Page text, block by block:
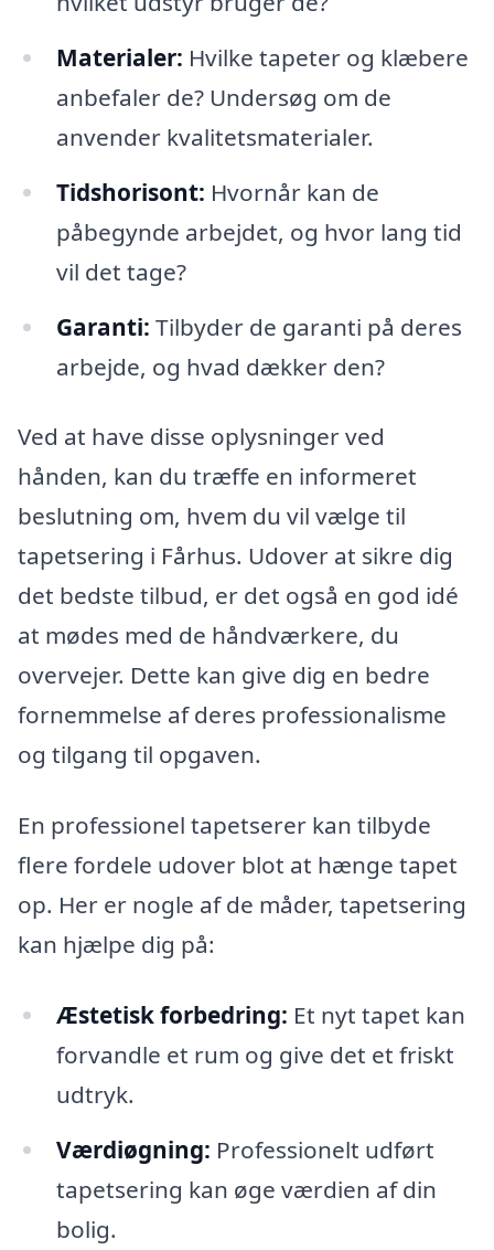
Materialer: Hvilke tapeter og klæbere
anbefaler de? Undersøg om de
anvender kvalitetsmaterialer.
Tidshorisont: Hvornår kan de
påbegynde arbejdet, og hvor lang tid
vil det tage?
Garanti: Tilbyder de garanti på deres
arbejde, og hvad dækker den?
Ved at have disse oplysninger ved
hånden, kan du træffe en informeret
beslutning om, hvem du vil vælge til
tapetsering i Fårhus. Udover at sikre dig
det bedste tilbud, er det også en god idé
at mødes med de håndværkere, du
overvejer. Dette kan give dig en bedre
fornemmelse af deres professionalisme
og tilgang til opgaven.
En professionel tapetserer kan tilbyde
flere fordele udover blot at hænge tapet
op. Her er nogle af de måder, tapetsering
kan hjælpe dig på:
Æstetisk forbedring: Et nyt tapet kan
forvandle et rum og give det et friskt
udtryk.
Værdiøgning: Professionelt udført
tapetsering kan øge værdien af din
bolig.